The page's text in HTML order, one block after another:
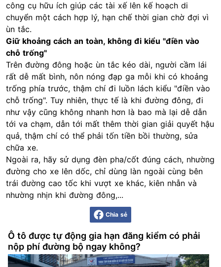
công cụ hữu ích giúp các tài xế lên kế hoạch di
chuyển một cách hợp lý, hạn chế thời gian chờ đợi vì
ùn tắc.
Giữ khoảng cách an toàn, không đi kiểu "điền vào
chỗ trống"
Trên đường đông hoặc ùn tắc kéo dài, người cầm lái
rất dễ mất bình, nôn nóng đạp ga mỗi khi có khoảng
trống phía trước, thậm chí đi luồn lách kiểu "điền vào
chỗ trống". Tuy nhiên, thực tế là khi đường đông, đi
như vậy cũng không nhanh hơn là bao mà lại dễ dẫn
tới va chạm, dẫn tới mất thêm thời gian giải quyết hậu
quả, thậm chí có thể phải tốn tiền bồi thường, sửa
chữa xe.
Ngoài ra, hãy sử dụng đèn pha/cốt đúng cách, nhường
đường cho xe lên dốc, chỉ dùng làn ngoài cùng bên
trái đường cao tốc khi vượt xe khác, kiên nhẫn và
nhường nhịn khi đường đông,...
Chia sẻ
Ô tô được tự động gia hạn đăng kiểm có phải
nộp phí đường bộ ngay không?